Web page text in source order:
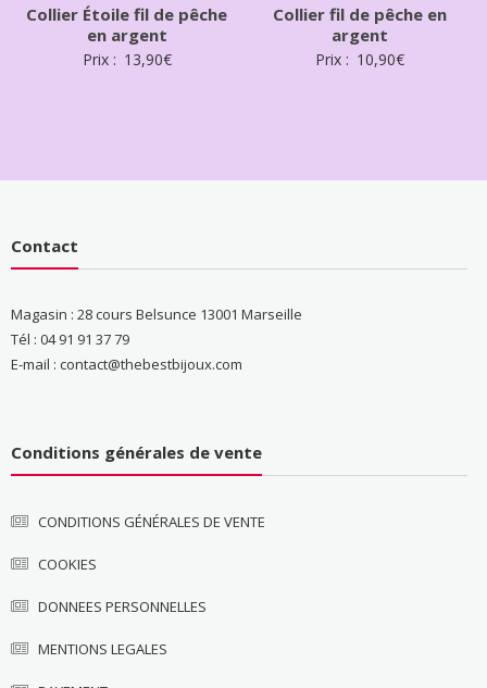
Collier Étoile fil de pêche
en argent
Prix : 13,90€
Collier fil de pêche en
argent
Prix : 10,90€
Contact
Magasin : 28 cours Belsunce 13001 Marseille
Tél : 04 91 91 37 79
E-mail : contact@thebestbijoux.com
Conditions générales de vente
CONDITIONS GÉNÉRALES DE VENTE
COOKIES
DONNEES PERSONNELLES
MENTIONS LEGALES